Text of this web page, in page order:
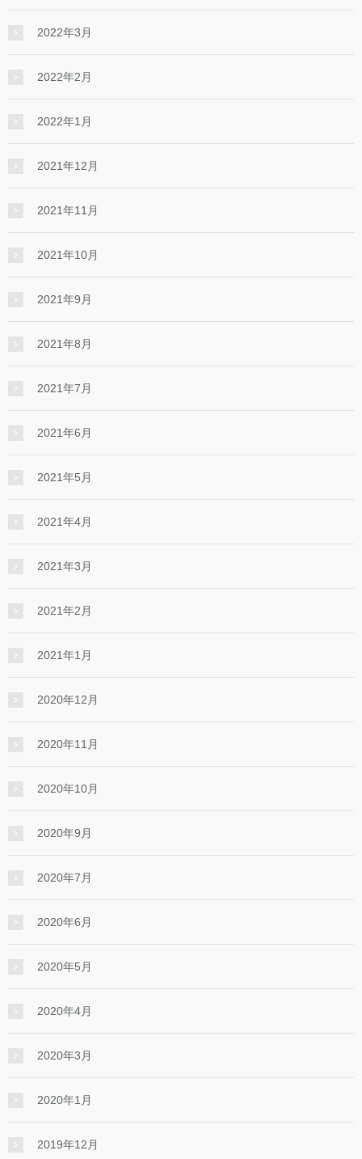
2022年3月
2022年2月
2022年1月
2021年12月
2021年11月
2021年10月
2021年9月
2021年8月
2021年7月
2021年6月
2021年5月
2021年4月
2021年3月
2021年2月
2021年1月
2020年12月
2020年11月
2020年10月
2020年9月
2020年7月
2020年6月
2020年5月
2020年4月
2020年3月
2020年1月
2019年12月